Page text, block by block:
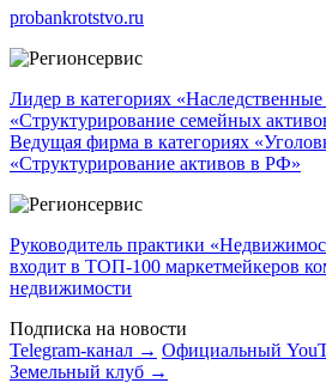
probankrotstvo.ru
Лидер в категориях
«Структурирование семейных
Ведущая фирма в категориях
«Структурирование активов в РФ»
Руководитель практики
входит в ТОП-100 маркетмейкеров
недвижимости
Подписка на новости
Telegram-канал → Официальный
Земельный клуб →